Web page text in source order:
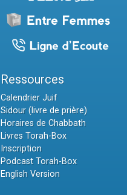
Ressources
Calendrier Juif
Sidour (livre de prière)
Horaires de Chabbath
Livres Torah-Box
Inscription
Podcast Torah-Box
English Version